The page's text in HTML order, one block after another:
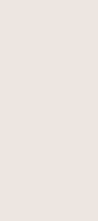
lever livet och varför
glad och det stärkte